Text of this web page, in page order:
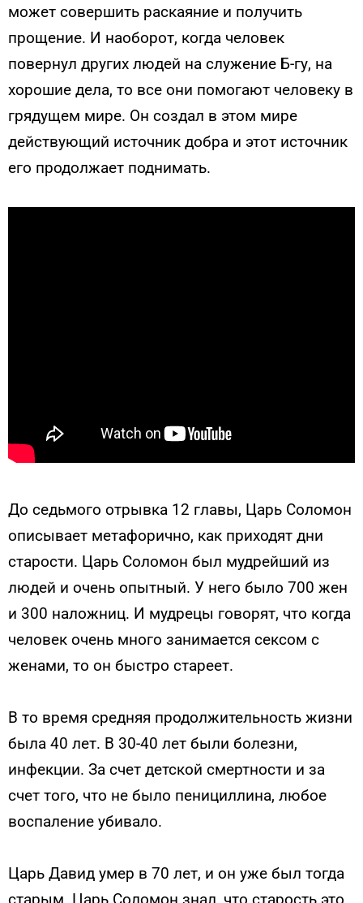
может совершить раскаяние и получить
прощение. И наоборот, когда человек
повернул других людей на служение Б-гу, на
хорошие дела, то все они помогают человеку в
грядущем мире. Он создал в этом мире
действующий источник добра и этот источник
его продолжает поднимать.
До седьмого отрывка 12 главы, Царь Соломон
описывает метафорично, как приходят дни
старости. Царь Соломон был мудрейший из
людей и очень опытный. У него было 700 жен
и 300 наложниц. И мудрецы говорят, что когда
человек очень много занимается сексом с
женами, то он быстро стареет.
В то время средняя продолжительность жизни
была 40 лет. В 30-40 лет были болезни,
инфекции. За счет детской смертности и за
счет того, что не было пенициллина, любое
воспаление убивало.
Царь Давид умер в 70 лет, и он уже был тогда